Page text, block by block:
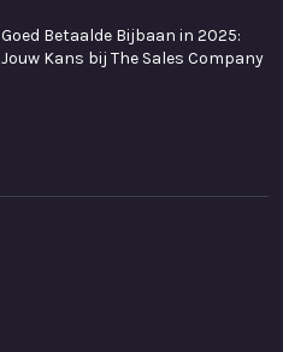
Goed Betaalde Bijbaan in 2025:
Jouw Kans bij The Sales Company